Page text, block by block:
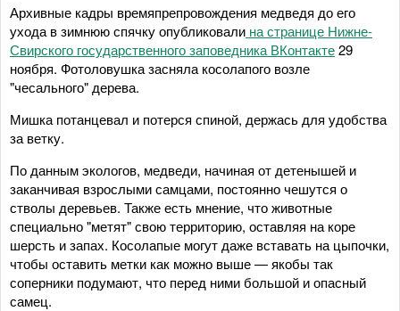
Архивные кадры времяпрепровождения медведя до его
ухода в зимнюю спячку опубликовали на странице Нижне-
Свирского государственного заповедника ВКонтакте29
ноября. Фотоловушка засняла косолапого возле
"чесального" дерева.
Мишка потанцевал и потерся спиной, держась для удобства
за ветку.
По данным экологов, медведи, начиная от детенышей и
заканчивая взрослыми самцами, постоянно чешутся о
стволы деревьев. Также есть мнение, что животные
специально "метят" свою территорию, оставляя на коре
шерсть и запах. Косолапые могут даже вставать на цыпочки,
чтобы оставить метки как можно выше — якобы так
соперники подумают, что перед ними большой и опасный
самец.